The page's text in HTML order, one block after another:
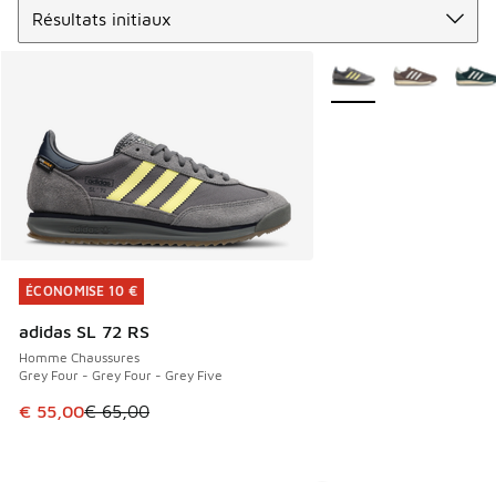
ÉCONOMISE 10 €
adidas SL 72 RS
Homme Chaussures
Grey Four - Grey Four - Grey Five
Cet article est en promotion. Prix en baisse de € 65,00 à
€ 55,00€ 65,00
ÉCONOMISE 10 €
Plus de couleurs